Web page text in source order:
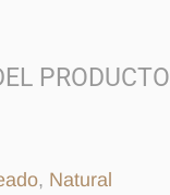
PRODUCTO
, Natural